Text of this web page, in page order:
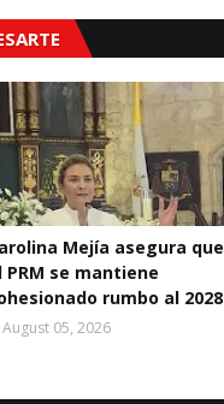
Mejía asegura que
PRM se mantiene
rumbo al 2028
August 05, 2026